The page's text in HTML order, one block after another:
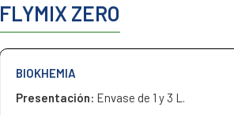
FLYMIX ZERO
BIOKHEMIA
Presentación: Envase de 1 y 3 L.